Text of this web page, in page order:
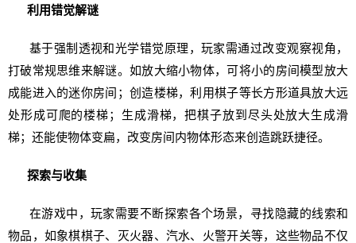
利用错觉解谜
基于强制透视和光学错觉原理，玩家需通过改变观察视角，
打破常规思维来解谜。如放大缩小物体，可将小的房间模型放大
成能进入的迷你房间；创造楼梯，利用棋子等长方形道具放大远
处形成可爬的楼梯；生成滑梯，把棋子放到尽头处放大生成滑
梯；还能使物体变扁，改变房间内物体形态来创造跳跃捷径。
探索与收集
在游戏中，玩家需要不断探索各个场景，寻找隐藏的线索和
物品，如象棋棋子、灭火器、汽水、火警开关等，这些物品不仅